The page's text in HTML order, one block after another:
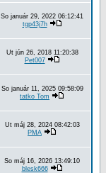
So január 29, 2022 06:12:41
tgp43j7h
Ut jún 26, 2018 11:20:38
Pet007
So január 11, 2025 09:58:09
tatko Tom
Ut máj 28, 2024 08:42:03
PMA
So máj 16, 2026 13:49:10
blesk666